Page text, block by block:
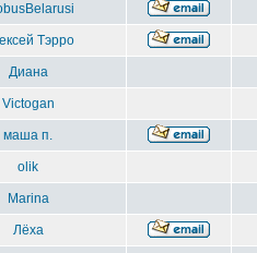
Тэрро
Диана
Victogan
маша п.
olik
Marina
Лёха